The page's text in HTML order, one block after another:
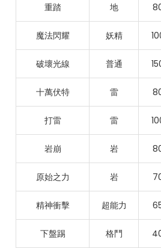
重踏 地
魔法閃耀 妖精
破壞光線 普通
十萬伏特 雷
打雷 雷
岩崩 岩
原始之力 岩
精神衝擊 超能力
下盤踢 格鬥